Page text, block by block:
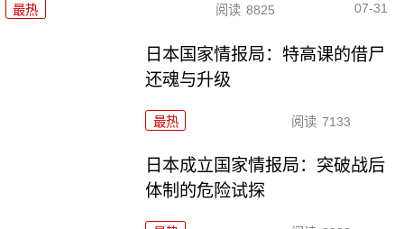
最热 阅读 8825 07-31
日本国家情报局：特高课的借尸
还魂与升级
最热 阅读 7133
日本成立国家情报局：突破战后
体制的危险试探